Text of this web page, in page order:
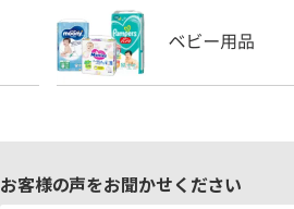
お客様の声をお聞かせください